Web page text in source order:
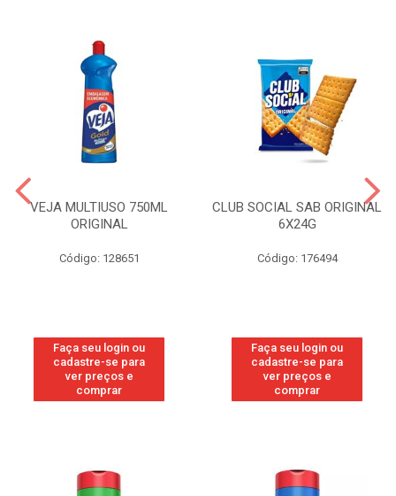
VEJA MULTIUSO 750ML
ORIGINAL
Código: 128651
Faça seu login ou
cadastre-se para
ver preços e
comprar
CLUB SOCIAL SAB ORIGINAL
6X24G
Código: 176494
Faça seu login ou
cadastre-se para
ver preços e
comprar